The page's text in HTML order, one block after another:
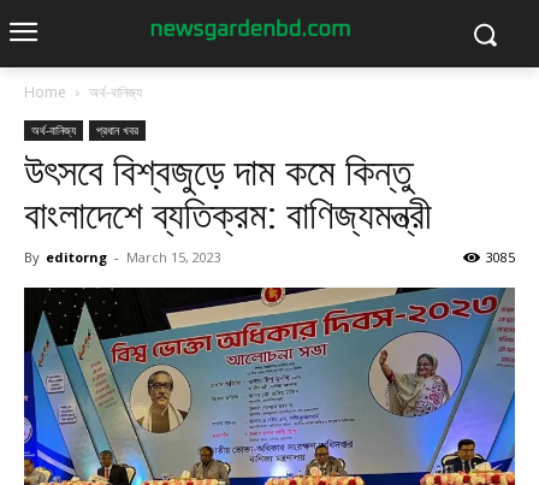
Home অর্থ-বানিজ্য
অর্থ-বানিজ্য প্রধান খবর
উৎসবে বিশ্বজুড়ে দাম কমে কিন্তু
বাংলাদেশে ব্যতিক্রম: বাণিজ্যমন্ত্রী
By editorng - March 15, 2023 3085